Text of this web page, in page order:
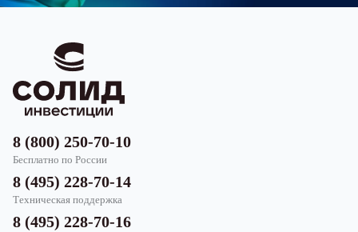
8 (800) 250-70-10
Бесплатно по России
8 (495) 228-70-14
Техническая поддержка
8 (495) 228-70-16